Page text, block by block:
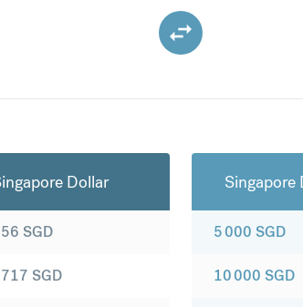
Dollar
SGD
SGD
Singapore
5 000 SGD
10 000 SGD